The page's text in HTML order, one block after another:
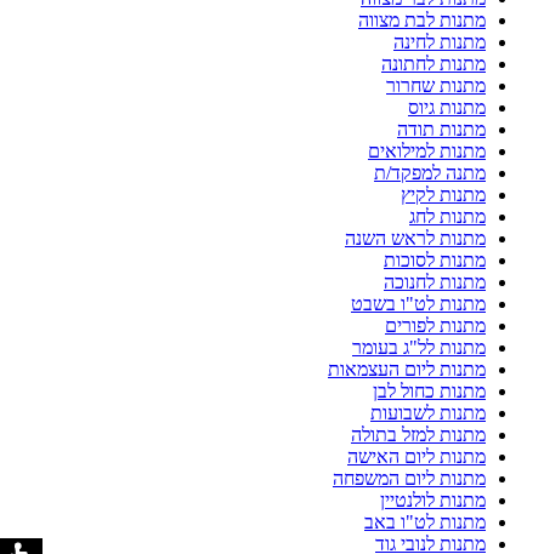
מתנות לבת מצווה
מתנות לחינה
מתנות לחתונה
מתנות שחרור
מתנות גיוס
מתנות תודה
מתנות למילואים
מתנה למפקד/ת
מתנות לקיץ
מתנות לחג
מתנות לראש השנה
מתנות לסוכות
מתנות לחנוכה
מתנות לט"ו בשבט
מתנות לפורים
מתנות לל"ג בעומר
מתנות ליום העצמאות
מתנות כחול לבן
מתנות לשבועות
מתנות למזל בתולה
מתנות ליום האישה
מתנות ליום המשפחה
מתנות לולנטיין
מתנות לט"ו באב
מתנות לנובי גוד